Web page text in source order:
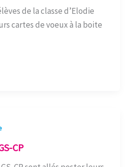
de la classe d’Elodie
cartes de voeux à la boite
CP